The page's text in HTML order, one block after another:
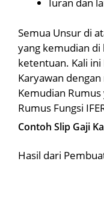
Semua Unsur di
yang kemudian di
ketentuan. Kali ini
Karyawan
Kemudian
Rumus Fungsi
Contoh Slip Gaji
Hasil dari